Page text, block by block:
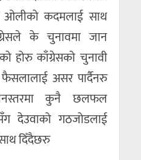
कदमलाई साथ
के चुनावमा जान
होरु काँग्रेसको चुनावी
असर पार्दैनरु
कुनै छलफल
देउवाको गठजोडलाई
दिँदैछरु